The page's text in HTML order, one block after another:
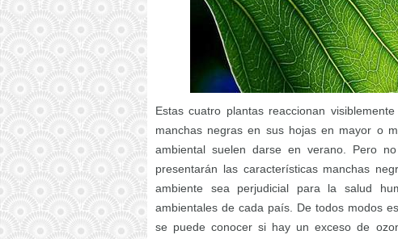
Estas cuatro plantas reaccionan
manchas negras en sus hojas en mayor o
ambiental suelen darse en verano. Pero
presentarán las características manchas
ambiente sea perjudicial para la salud
ambientales de cada país. De todos modos
se puede conocer si hay un exceso de